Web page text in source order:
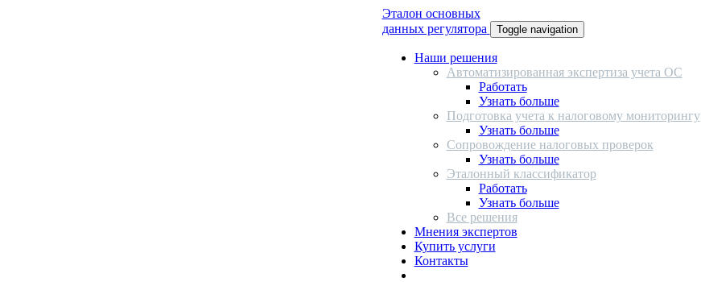
Эталон основных
данных регулятора
Toggle navigation
Наши решения
Автоматизированная экспертиза учета ОС
Работать
Узнать больше
Подготовка учета к налоговому мониторингу
Узнать больше
Сопровождение налоговых проверок
Узнать больше
Эталонный классификатор
Работать
Узнать больше
Все решения
Мнения экспертов
Купить услуги
Контакты